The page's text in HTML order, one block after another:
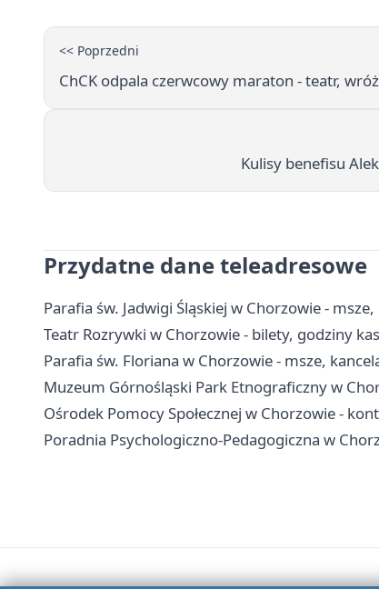
<< Poprzedni
ChCK odpala czerwcowy maraton - teatr,
Kulisy benefisu
Przydatne dane teleadresowe
Parafia św. Jadwigi Śląskiej w Chorzowie -
Teatr Rozrywki w Chorzowie - bilety, godziny
Parafia św. Floriana w Chorzowie - msze,
Muzeum Górnośląski Park Etnograficzny w
Ośrodek Pomocy Społecznej w Chorzowie -
Poradnia Psychologiczno-Pedagogiczna w